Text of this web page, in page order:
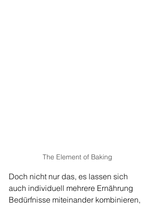
The Element of Baking
Doch nicht nur das, es lassen sich
auch individuell mehrere Ernährung
Bedürfnisse miteinander kombinieren,